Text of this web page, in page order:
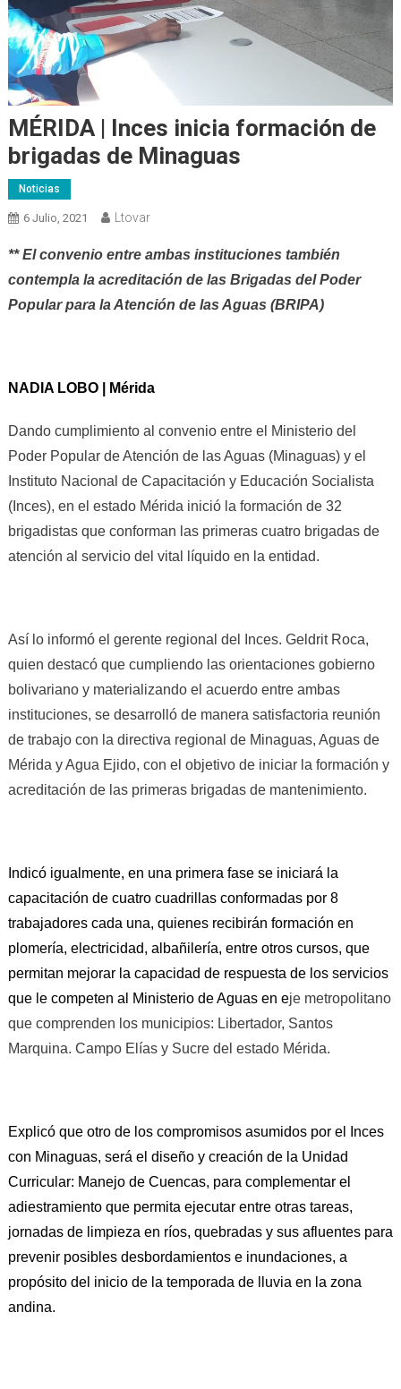
MÉRIDA | Inces inicia formación de
brigadas de Minaguas
Noticias
6 Julio, 2021 Ltovar
** El convenio entre ambas instituciones también
contempla la acreditación de las Brigadas del Poder
Popular para la Atención de las Aguas (BRIPA)
NADIA LOBO | Mérida
Dando cumplimiento al convenio entre el Ministerio del
Poder Popular de Atención de las Aguas (Minaguas) y el
Instituto Nacional de Capacitación y Educación Socialista
(Inces), en el estado Mérida inició la formación de 32
brigadistas que conforman las primeras cuatro brigadas de
atención al servicio del vital líquido en la entidad.
Así lo informó el gerente regional del Inces. Geldrit Roca,
quien destacó que cumpliendo las orientaciones gobierno
bolivariano y materializando el acuerdo entre ambas
instituciones, se desarrolló de manera satisfactoria reunión
de trabajo con la directiva regional de Minaguas, Aguas de
Mérida y Agua Ejido, con el objetivo de iniciar la formación y
acreditación de las primeras brigadas de mantenimiento.
Indicó igualmente, en una primera fase se iniciará la
capacitación de cuatro cuadrillas conformadas por 8
trabajadores cada una, quienes recibirán formación en
plomería, electricidad, albañilería, entre otros cursos, que
permitan mejorar la capacidad de respuesta de los servicios
que le competen al Ministerio de Aguas en eje metropolitano
que comprenden los municipios: Libertador, Santos
Marquina. Campo Elías y Sucre del estado Mérida.
Explicó queotro de los compromisos asumidos por el Inces
con Minaguas, será el diseño y creación de la Unidad
Curricular: Manejo de Cuencas, para complementar el
adiestramiento que permita ejecutar entre otras tareas,
jornadas de limpieza en ríos, quebradas y sus afluentes para
prevenir posibles desbordamientos e inundaciones, a
propósito del inicio de la temporada de lluvia en la zona
andina.